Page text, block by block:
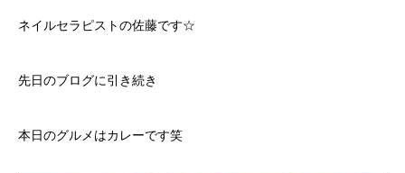
ネイルセラピストの佐藤です☆
先日のブログに引き続き
本日のグルメはカレーです笑